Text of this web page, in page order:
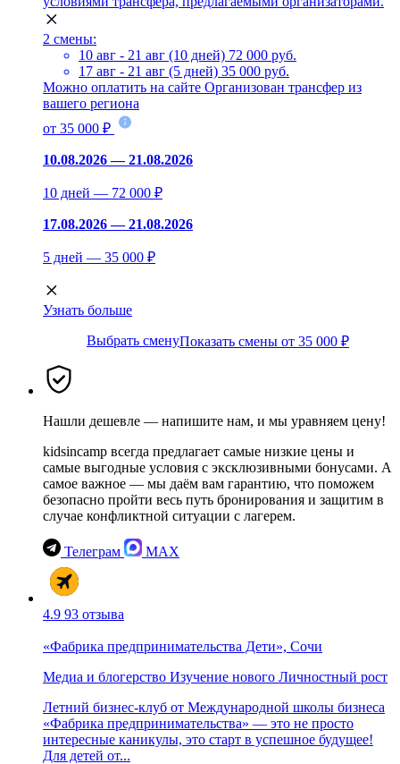
2 смены:
10 авг - 21 авг (10 дней) 72 000 руб.
17 авг - 21 авг (5 дней) 35 000 руб.
Можно оплатить на сайте Организован трансфер из
вашего региона
от 35 000 ₽
10.08.2026 — 21.08.2026
10 дней — 72 000 ₽
17.08.2026 — 21.08.2026
5 дней — 35 000 ₽
Узнать больше
Выбрать сменуПоказать смены от 35 000 ₽
Нашли дешевле — напишите нам, и мы уравняем цену!
kidsincamp всегда предлагает самые низкие цены и
самые выгодные условия с эксклюзивными бонусами. А
самое важное — мы даём вам гарантию, что поможем
безопасно пройти весь путь бронирования и защитим в
случае конфликтной ситуации с лагерем.
Телеграм MAX
4.9 93 отзыва
«Фабрика предпринимательства Дети», Сочи
Медиа и блогерство Изучение нового Личностный рост
Летний бизнес-клуб от Международной школы бизнеса
«Фабрика предпринимательства» — это не просто
интересные каникулы, это старт в успешное будущее!
Для детей от...